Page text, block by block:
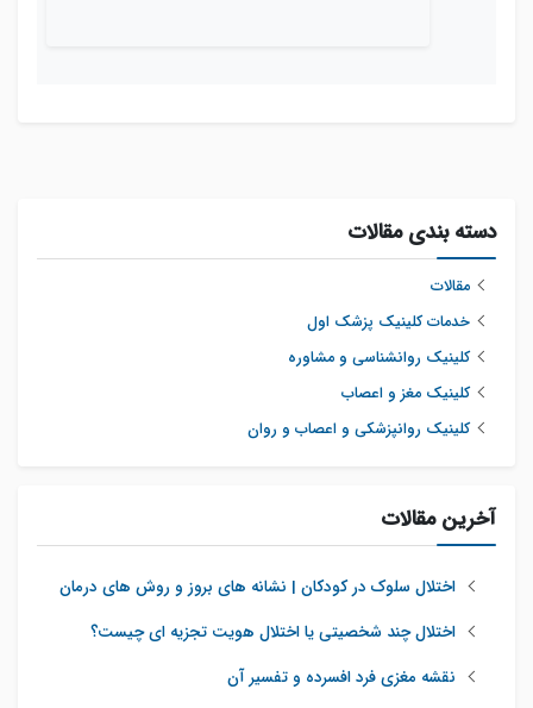
دسته بندی مقالات
مقالات
خدمات کلینیک پزشک اول
کلینیک روانشناسی و مشاوره
کلینیک مغز و اعصاب
کلینیک روانپزشکی و اعصاب و روان
آخرین مقالات
اختلال سلوک در کودکان | نشانه های بروز و روش های درمان
اختلال چند شخصیتی یا اختلال هویت تجزیه ای چیست؟
نقشه مغزی فرد افسرده و تفسیر آن